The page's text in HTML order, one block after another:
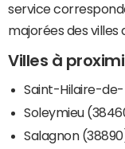
service
majorées des villes
Villes à
Saint-Hilaire-
Soleymieu
Salagnon